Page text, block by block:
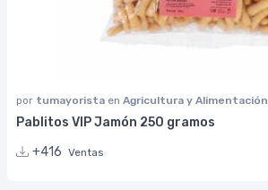
por tumayorista en Agricultura y Alimentación
Pablitos VIP Jamón 250 gramos
+416 Ventas